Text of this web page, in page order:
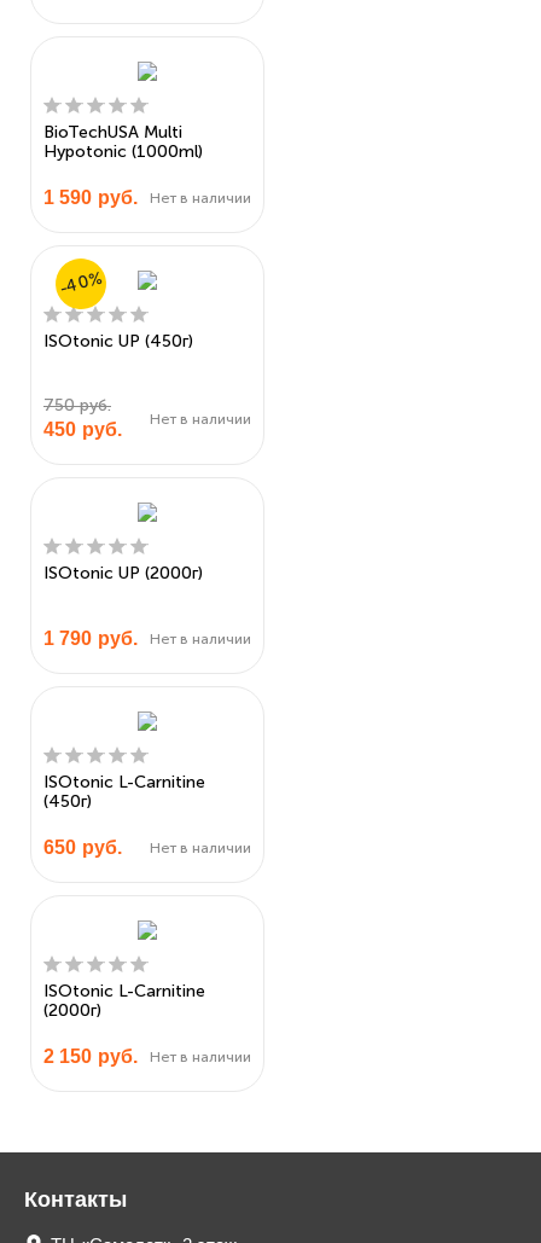
BioTechUSA Multi
Hypotonic (1000ml)
1 590 руб. Нет в наличии
ISOtonic UP (450г)
750 руб.
450 руб.
Нет в наличии
-40%
ISOtonic UP (2000г)
1 790 руб. Нет в наличии
ISOtonic L-Carnitine
(450г)
650 руб. Нет в наличии
ISOtonic L-Carnitine
(2000г)
2 150 руб. Нет в наличии
Контакты